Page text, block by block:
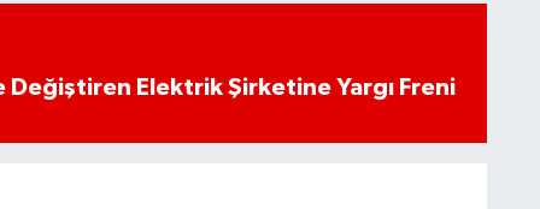
Değiştiren Elektrik Şirketine Yargı Freni